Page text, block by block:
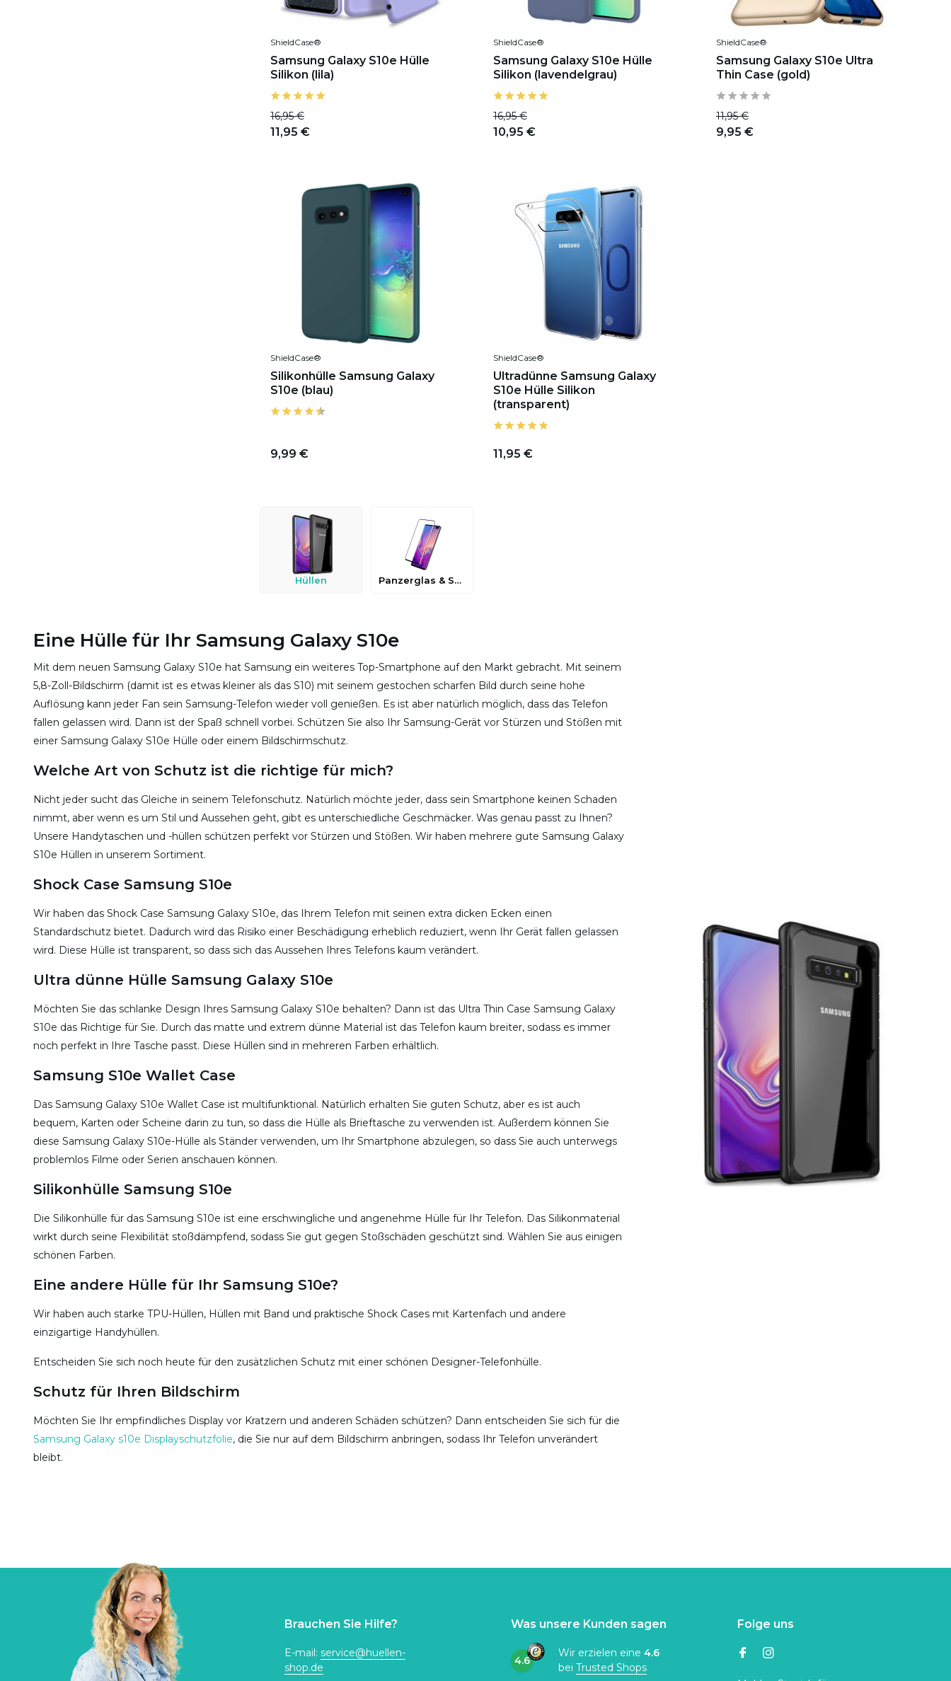
ShieldCase®
Samsung Galaxy S10e Hülle
Silikon (lila)
16,95 €
11,95 €
ShieldCase®
Samsung Galaxy S10e Hülle
Silikon (lavendelgrau)
16,95 €
10,95 €
ShieldCase®
Samsung Galaxy S10e Ultra
Thin Case (gold)
11,95 €
9,95 €
ShieldCase®
Silikonhülle Samsung Galaxy
S10e (blau)
9,99 €
ShieldCase®
Ultradünne Samsung Galaxy
S10e Hülle Silikon
(transparent)
11,95 €
Hüllen Panzerglas & Schutzfolien
Eine Hülle für Ihr Samsung Galaxy S10e
Mit dem neuen Samsung Galaxy S10e hat Samsung ein weiteres Top-Smartphone auf den Markt gebracht. Mit seinem
5,8-Zoll-Bildschirm (damit ist es etwas kleiner als das S10) mit seinem gestochen scharfen Bild durch seine hohe
Auflösung kann jeder Fan sein Samsung-Telefon wieder voll genießen. Es ist aber natürlich möglich, dass das Telefon
fallen gelassen wird. Dann ist der Spaß schnell vorbei. Schützen Sie also Ihr Samsung-Gerät vor Stürzen und Stößen mit
einer Samsung Galaxy S10e Hülle oder einem Bildschirmschutz.
Welche Art von Schutz ist die richtige für mich?
Nicht jeder sucht das Gleiche in seinem Telefonschutz. Natürlich möchte jeder, dass sein Smartphone keinen Schaden
nimmt, aber wenn es um Stil und Aussehen geht, gibt es unterschiedliche Geschmäcker. Was genau passt zu Ihnen?
Unsere Handytaschen und -hüllen schützen perfekt vor Stürzen und Stößen. Wir haben mehrere gute Samsung Galaxy
S10e Hüllen in unserem Sortiment.
Shock Case Samsung S10e
Wir haben das Shock Case Samsung Galaxy S10e, das Ihrem Telefon mit seinen extra dicken Ecken einen
Standardschutz bietet. Dadurch wird das Risiko einer Beschädigung erheblich reduziert, wenn Ihr Gerät fallen gelassen
wird. Diese Hülle ist transparent, so dass sich das Aussehen Ihres Telefons kaum verändert.
Ultra dünne Hülle Samsung Galaxy S10e
Möchten Sie das schlanke Design Ihres Samsung Galaxy S10e behalten? Dann ist das Ultra Thin Case Samsung Galaxy
S10e das Richtige für Sie. Durch das matte und extrem dünne Material ist das Telefon kaum breiter, sodass es immer
noch perfekt in Ihre Tasche passt. Diese Hüllen sind in mehreren Farben erhältlich.
Samsung S10e Wallet Case
Das Samsung Galaxy S10e Wallet Case ist multifunktional. Natürlich erhalten Sie guten Schutz, aber es ist auch
bequem, Karten oder Scheine darin zu tun, so dass die Hülle als Brieftasche zu verwenden ist. Außerdem können Sie
diese Samsung Galaxy S10e-Hülle als Ständer verwenden, um Ihr Smartphone abzulegen, so dass Sie auch unterwegs
problemlos Filme oder Serien anschauen können.
Silikonhülle Samsung S10e
Die Silikonhülle für das Samsung S10e ist eine erschwingliche und angenehme Hülle für Ihr Telefon. Das Silikonmaterial
wirkt durch seine Flexibilität stoßdämpfend, sodass Sie gut gegen Stoßschäden geschützt sind. Wählen Sie aus einigen
schönen Farben.
Eine andere Hülle für Ihr Samsung S10e?
Wir haben auch starke TPU-Hüllen, Hüllen mit Band und praktische Shock Cases mit Kartenfach und andere
einzigartige Handyhüllen.
Entscheiden Sie sich noch heute für den zusätzlichen Schutz mit einer schönen Designer-Telefonhülle.
Schutz für Ihren Bildschirm
Möchten Sie Ihr empfindliches Display vor Kratzern und anderen Schäden schützen? Dann entscheiden Sie sich für die
Samsung Galaxy s10e Displayschutzfolie, die Sie nur auf dem Bildschirm anbringen, sodass Ihr Telefon unverändert
bleibt.
Brauchen Sie Hilfe?
E-mail: service@huellen-
shop.de
Was unsere Kunden sagen
4.6
Wir erzielen eine 4.6
bei Trusted Shops
Folge uns